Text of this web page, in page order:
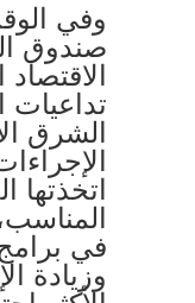
وفي
صندوق
تداعيات
الشرق
اتخذتها
في برامج
وزيادة